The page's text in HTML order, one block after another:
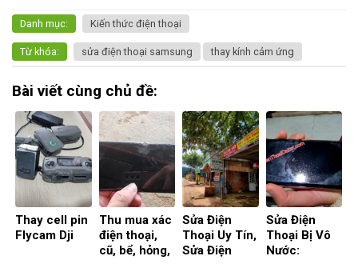
Danh mục: Kiến thức điện thoại
Từ khóa: sửa điện thoại samsung thay kính cảm ứng
Bài viết cùng chủ đề:
Thay cell pin
Flycam Dji
Thu mua xác
điện thoại,
cũ, bể, hỏng,
Sửa Điện
Thoại Uy Tín,
Sửa Điện
Sửa Điện
Thoại Bị Vô
Nước: